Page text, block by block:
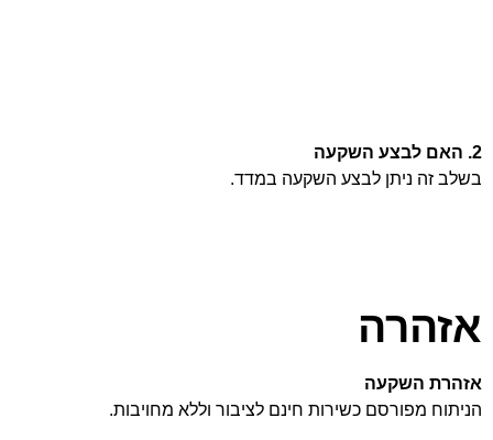
2. האם לבצע השקעה
בשלב זה ניתן לבצע השקעה במדד.
אזהרה
אזהרת השקעה
הניתוח מפורסם כשירות חינם לציבור וללא מחויבות.